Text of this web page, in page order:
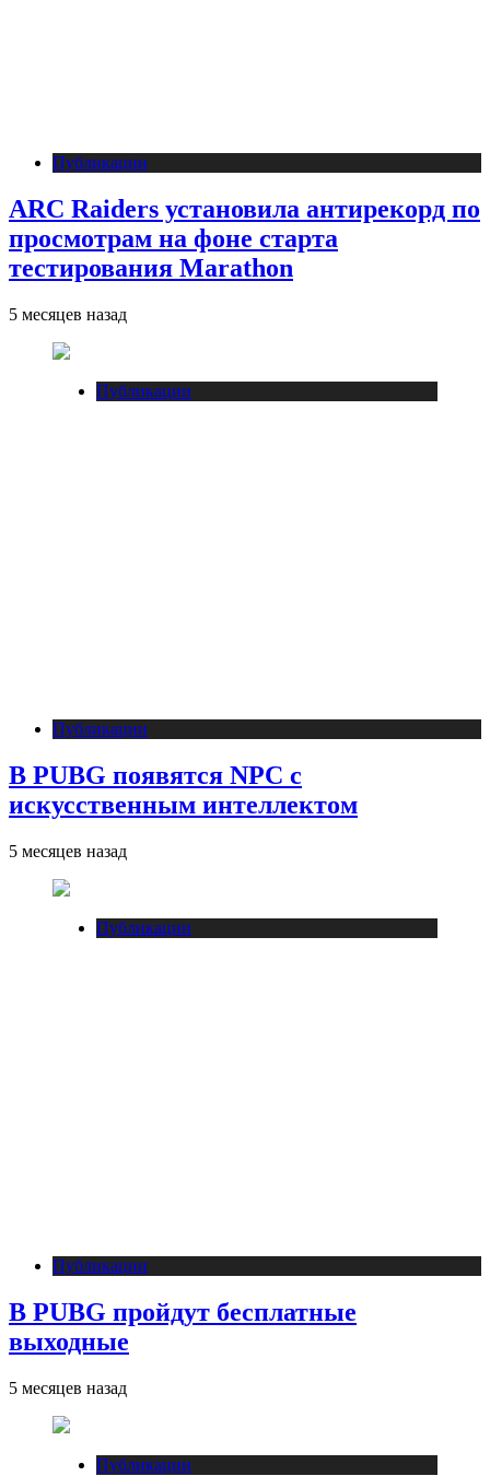
Публикации
ARC Raiders установила антирекорд по
просмотрам на фоне старта
тестирования Marathon
5 месяцев назад
Публикации
Публикации
В PUBG появятся NPC с
искусственным интеллектом
5 месяцев назад
Публикации
Публикации
В PUBG пройдут бесплатные
выходные
5 месяцев назад
Публикации